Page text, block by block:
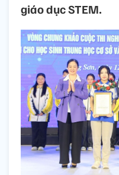
giáo dục STEM.